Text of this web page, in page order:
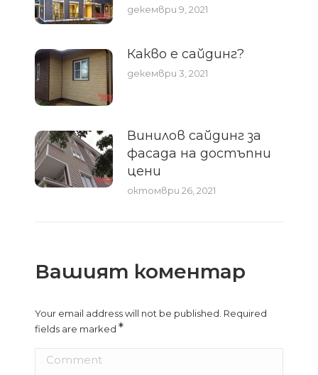
декември 9, 2021
Какво е сайдинг?
декември 3, 2021
Винилов сайдинг за
фасада на достъпни
цени
октомври 26, 2021
Вашият коментар
Your email address will not be published. Required
fields are marked*
Comment